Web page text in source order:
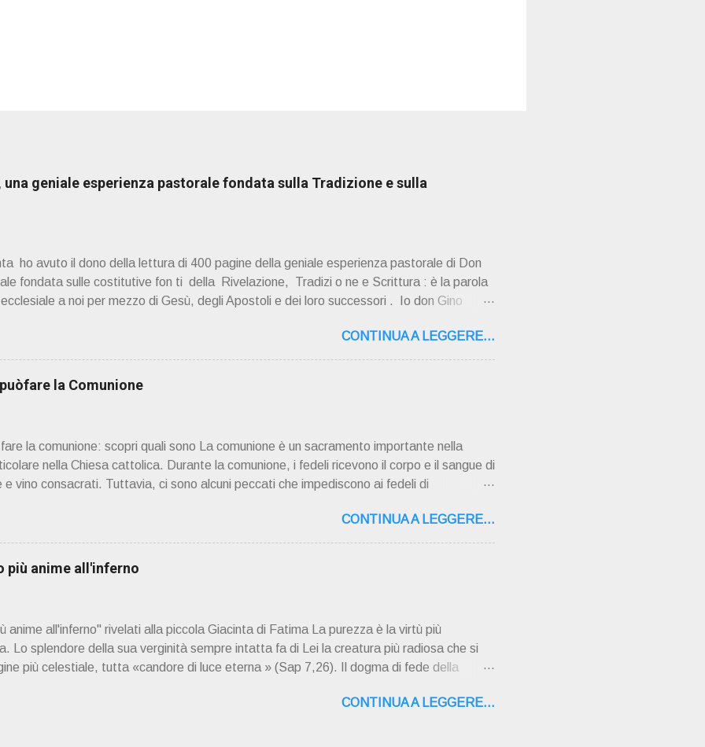
una geniale esperienza pastorale fondata sulla Tradizione e sulla
ho avuto il dono della lettura di 400 pagine della geniale esperienza pastorale di Don
fondata sulle costitutive fon ti della Rivelazione, Tradizi o ne e Scrittura : è la parola
a noi per mezzo di Gesù, degli Apostoli e dei loro successori . Io don Gino
Del suo volume " ERO "CURATO" …ora son "da curare" pubblico la sua "
Boninsegna , per ordinazioni Via San Giovanni Pupatoro,16 – 37134 Verona Tel.
8824 PRESENTAZIONE R icordo che qualche secolo fa … "secolo" fa, da giovane
libro di Georges Bernanos , " DIARIO DI UN CURATO DI CAMPAGNA ". È ispira...
CONTINUA A LEGGERE...
la Comunione
la comunione: scopri quali sono La comunione è un sacramento importante nella
nella Chiesa cattolica. Durante la comunione, i fedeli ricevono il corpo e il sangue di
vino consacrati. Tuttavia, ci sono alcuni peccati che impediscono ai fedeli di
ricevere la comunione nuovamente. 📖 Indice dei contenuti Peccati gravi o mortali
Occultismo Peccati gravi o mortali I peccati gravi o mortali sono azioni che vanno
in modo grave e deliberato. Questi peccati sono considerati gravi perché danneggiano
gli altri. Quando una persona commette un peccato grave, si separa dalla grazia di Dio e
alla vita sacramentale della Chiesa. La Chiesa cattolica insegn...
CONTINUA A LEGGERE...
più anime all'inferno
anime all'inferno" rivelati alla piccola Giacinta di Fatima La purezza è la virtù più
Lo splendore della sua verginità sempre intatta fa di Lei la creatura più radiosa che si
più celestiale, tutta «candore di luce eterna » (Sap 7,26). Il dogma di fede della
Maternità verginale della Madonna: questi tre dogmi investono l'Immacolata di uno
CONTINUA A LEGGERE...